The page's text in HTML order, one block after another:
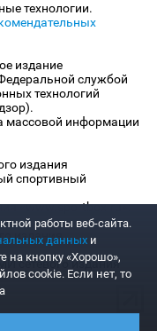
технологии.
издание
службой
технологий
массовой информации
издания
спортивный
«www.sportbox.ru»:
издания
сетевого издания
работы веб-сайта.
данных и
на кнопку «Хорошо»,
cookie. Если нет, то